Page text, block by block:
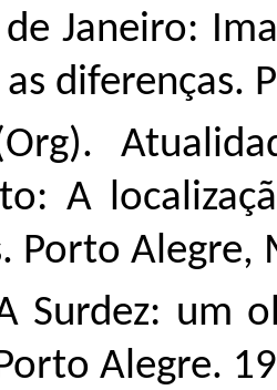
Janeiro:
diferenças.
(Org).
A
Porto Alegre,
Surdez: um
Alegre.